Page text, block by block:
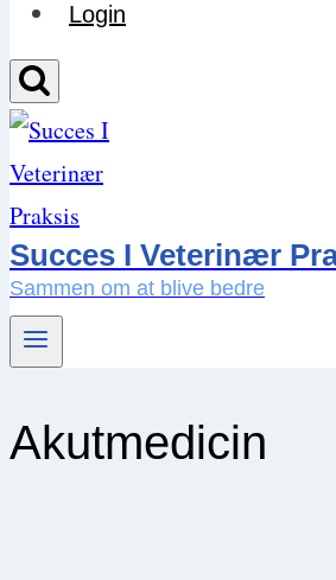
Login
Succes I Veterinær
Sammen om at blive bedre
Akutmedicin